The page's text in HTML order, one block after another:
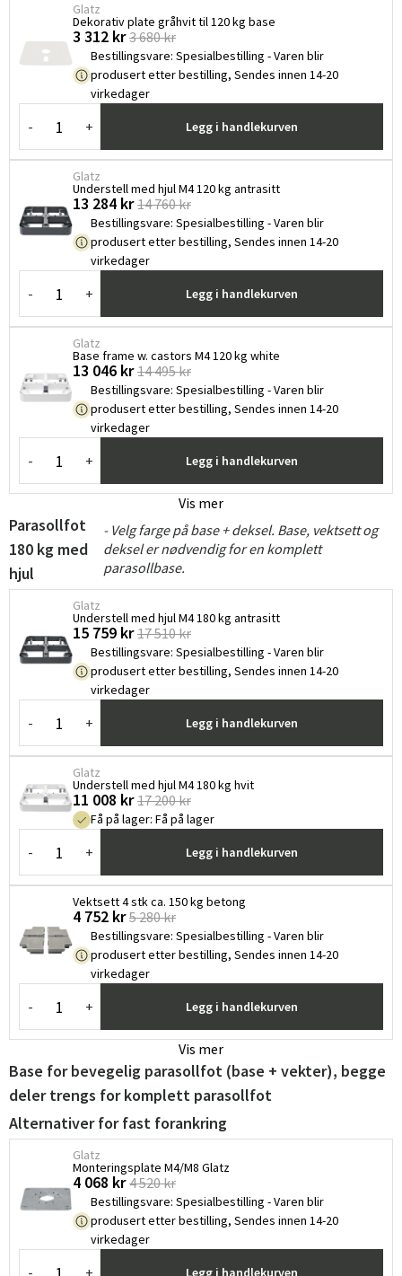
Glatz
Dekorativ plate gråhvit til 120 kg base
3 312 kr 3 680 kr
Bestillingsvare: Spesialbestilling - Varen blir
produsert etter bestilling, Sendes innen 14-20
virkedager
- + Legg i handlekurven
Glatz
Understell med hjul M4 120 kg antrasitt
13 284 kr 14 760 kr
Bestillingsvare: Spesialbestilling - Varen blir
produsert etter bestilling, Sendes innen 14-20
virkedager
- + Legg i handlekurven
Glatz
Base frame w. castors M4 120 kg white
13 046 kr 14 495 kr
Bestillingsvare: Spesialbestilling - Varen blir
produsert etter bestilling, Sendes innen 14-20
virkedager
- + Legg i handlekurven
Vis mer
Parasollfot
180 kg med
hjul
- Velg farge på base + deksel. Base, vektsett og
deksel er nødvendig for en komplett
parasollbase.
Glatz
Understell med hjul M4 180 kg antrasitt
15 759 kr 17 510 kr
Bestillingsvare: Spesialbestilling - Varen blir
produsert etter bestilling, Sendes innen 14-20
virkedager
- + Legg i handlekurven
Glatz
Understell med hjul M4 180 kg hvit
11 008 kr 17 200 kr
Få på lager: Få på lager
- + Legg i handlekurven
Vektsett 4 stk ca. 150 kg betong
4 752 kr 5 280 kr
Bestillingsvare: Spesialbestilling - Varen blir
produsert etter bestilling, Sendes innen 14-20
virkedager
- + Legg i handlekurven
Vis mer
Base for bevegelig parasollfot (base + vekter), begge
deler trengs for komplett parasollfot
Alternativer for fast forankring
Glatz
Monteringsplate M4/M8 Glatz ​
4 068 kr 4 520 kr
Bestillingsvare: Spesialbestilling - Varen blir
produsert etter bestilling, Sendes innen 14-20
virkedager
- + Legg i handlekurven